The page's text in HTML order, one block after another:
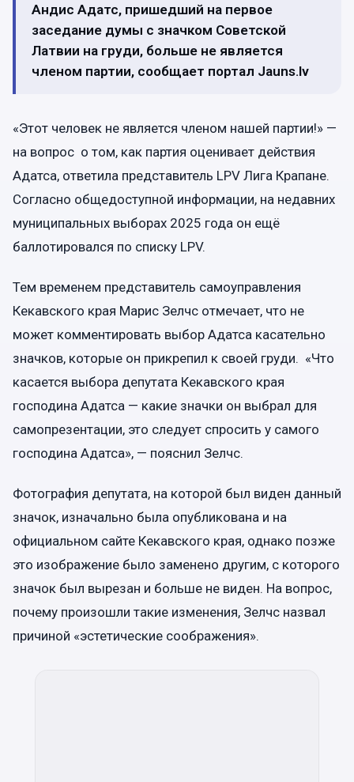
Андис Адатс, пришедший на первое
заседание думы с значком Советской
Латвии на груди, больше не является
членом партии, сообщает портал Jauns.lv
«Этот человек не является членом нашей партии!» —
на вопрос о том, как партия оценивает действия
Адатса, ответила представитель LPV Лига Крапанe.
Согласно общедоступной информации, на недавних
муниципальных выборах 2025 года он ещё
баллотировался по списку LPV.
Тем временем представитель самоуправления
Кекавского края Марис Зелчс отмечает, что не
может комментировать выбор Адатса касательно
значков, которые он прикрепил к своей груди. «Что
касается выбора депутата Кекавского края
господина Адатса — какие значки он выбрал для
самопрезентации, это следует спросить у самого
господина Адатса», — пояснил Зелчс.
Фотография депутата, на которой был виден данный
значок, изначально была опубликована и на
официальном сайте Кекавского края, однако позже
это изображение было заменено другим, с которого
значок был вырезан и больше не виден. На вопрос,
почему произошли такие изменения, Зелчс назвал
причиной «эстетические соображения».